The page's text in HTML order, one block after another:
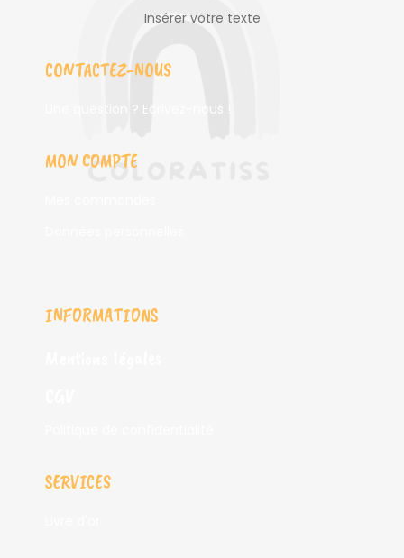
Insérer votre texte
CONTACTEZ-NOUS
Une question ? Ecrivez-nous !
MON COMPTE
INFORMATIONS
SERVICES